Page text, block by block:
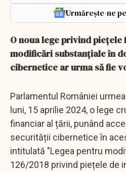
Urmărește-ne
O noua lege privind
modificări substanțiale în
cibernetice ar urma să fie
Parlamentul României
luni, 15 aprilie 2024, o lege
financiar al țării, punând
securității cibernetice în
intitulată "Legea pentru
126/2018 privind piețele de